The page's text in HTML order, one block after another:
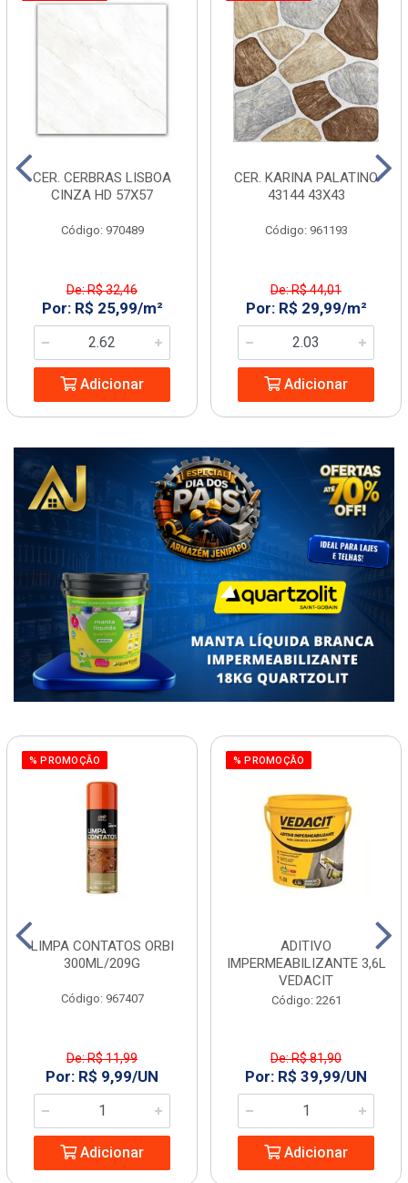
CER. CERBRAS LISBOA
CINZA HD 57X57
Código: 970489
De: R$ 32,46
Por: R$ 25,99/m²
Adicionar
CER. KARINA PALATINO
43144 43X43
Código: 961193
De: R$ 44,01
Por: R$ 29,99/m²
Adicionar
% PROMOÇÃO
LIMPA CONTATOS ORBI
300ML/209G
Código: 967407
De: R$ 11,99
Por: R$ 9,99/UN
Adicionar
% PROMOÇÃO
ADITIVO
IMPERMEABILIZANTE 3,6L
VEDACIT
Código: 2261
De: R$ 81,90
Por: R$ 39,99/UN
Adicionar